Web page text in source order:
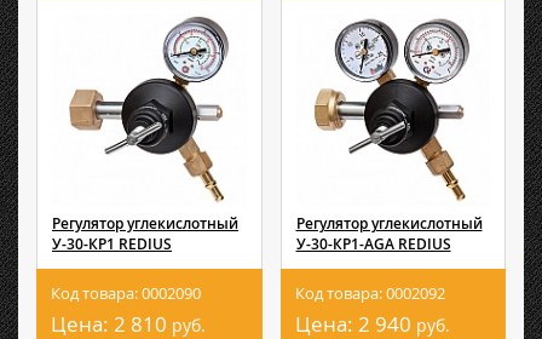
Регулятор углекислотный
У-30-КР1 REDIUS
Код товара: 0002090
Цена: 2 810 руб.
Регулятор углекислотный
У-30-КР1-AGA REDIUS
Код товара: 0002092
Цена: 2 940 руб.